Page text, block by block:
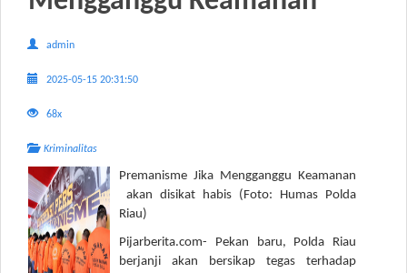
admin
2025-05-15 20:31:50
68x
Kriminalitas
Premanisme Jika Mengganggu Keamanan
akan disikat habis (Foto: Humas Polda
Riau)
Pijarberita.com- Pekan baru, Polda Riau
berjanji akan bersikap tegas terhadap